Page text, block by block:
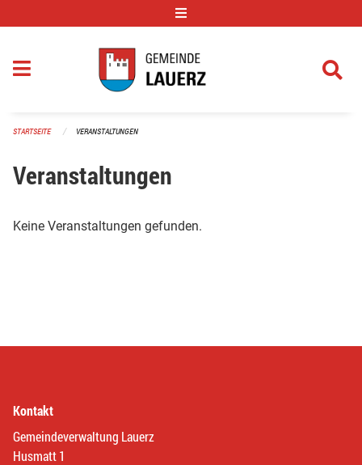
STARTSEITE VERANSTALTUNGEN
Veranstaltungen
Keine Veranstaltungen gefunden.
Kontakt
Gemeindeverwaltung Lauerz
Husmatt 1